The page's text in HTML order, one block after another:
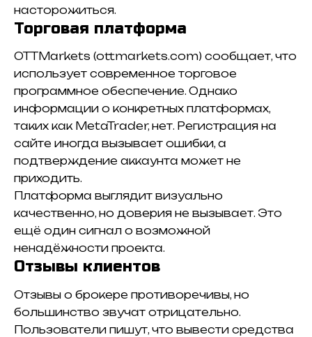
насторожиться.
Торговая платформа
OTTMarkets (ottmarkets.com) сообщает, что
использует современное торговое
программное обеспечение. Однако
информации о конкретных платформах,
таких как MetaTrader, нет. Регистрация на
сайте иногда вызывает ошибки, а
подтверждение аккаунта может не
приходить.
Платформа выглядит визуально
качественно, но доверия не вызывает. Это
ещё один сигнал о возможной
ненадёжности проекта.
Отзывы клиентов
Отзывы о брокере противоречивы, но
большинство звучат отрицательно.
Пользователи пишут, что вывести средства